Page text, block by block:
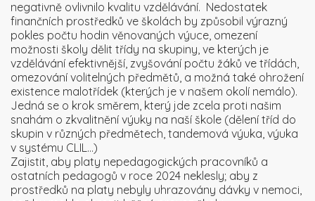
negativně ovlivnilo kvalitu vzdělávání. Nedostatek
finančních prostředků ve školách by způsobil výrazný
pokles počtu hodin věnovaných výuce, omezení
možnosti školy dělit třídy na skupiny, ve kterých je
vzdělávání efektivnější, zvyšování počtu žáků ve třídách,
omezování volitelných předmětů, a možná také ohrožení
existence malotřídek (kterých je v našem okolí nemálo).
Jedná se o krok směrem, který jde zcela proti našim
snahám o zkvalitnění výuky na naší škole (dělení tříd do
skupin v různých předmětech, tandemová výuka, výuka
v systému CLIL…)
Zajistit, aby platy nepedagogických pracovníků a
ostatních pedagogů v roce 2024 neklesly; aby z
prostředků na platy nebyly uhrazovány dávky v nemoci,